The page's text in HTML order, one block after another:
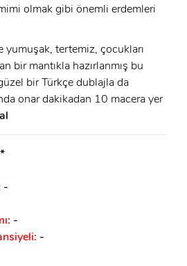
olmak gibi önemli erdemleri
yumuşak, tertemiz, çocukları
bir mantıkla hazırlanmış bu
bir Türkçe dublajla da
onar dakikadan 10 macera yer
-
-
-